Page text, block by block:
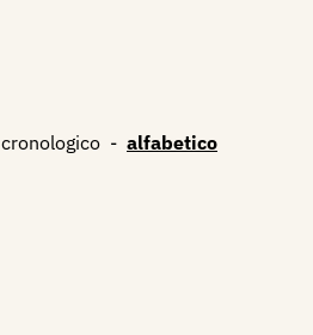
cronologico - alfabetico